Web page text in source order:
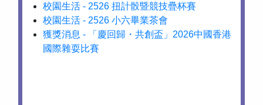
校園生活 - 2526 扭計骰暨競技疊杯賽
校園生活 - 2526 小六畢業茶會
獲獎消息 - 「慶回歸・共創盃」2026中國香港
國際雜耍比賽